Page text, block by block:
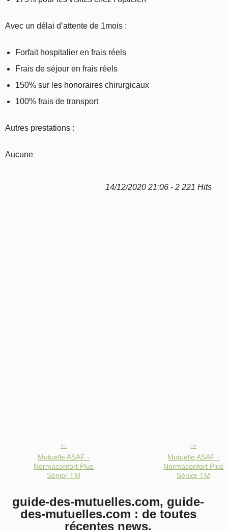
Avec un délai d’attente de 1mois :
Forfait hospitalier en frais réels
Frais de séjour en frais réels
150% sur les honoraires chirurgicaux
100% frais de transport
Autres prestations :
Aucune
14/12/2020 21:06 - 2 221 Hits
Mutuelle ASAF -
Normaconfort Plus
Sénior TM
Mutuelle ASAF -
Normaconfort Plus
Sénior TM
guide-des-mutuelles.com, guide-
des-mutuelles.com : de toutes
récentes news.